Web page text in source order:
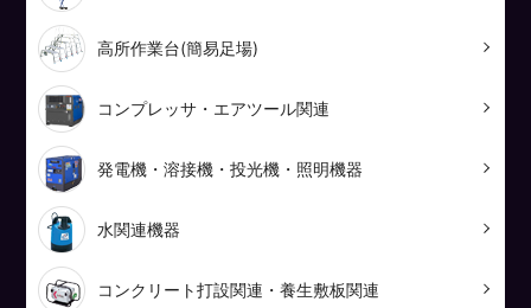
高所作業台(簡易足場)
コンプレッサ・エアツール関連
発電機・溶接機・投光機・照明機器
水関連機器
コンクリート打設関連・養生敷板関連